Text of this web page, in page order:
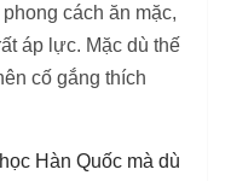
cách ăn mặc,
áp lực. Mặc dù thế
cố gắng thích
Hàn Quốc mà dù